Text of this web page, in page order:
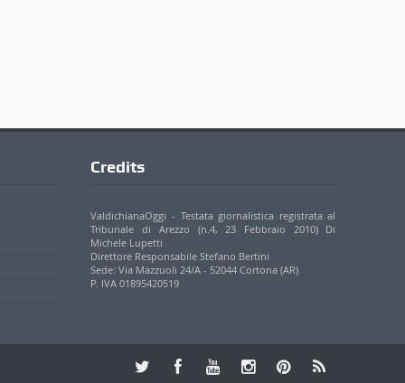
Credits
ValdichianaOggi - Testata giornalistica registrata al
Tribunale di Arezzo (n.4, 23 Febbraio 2010) Di
Michele Lupetti
Direttore Responsabile Stefano Bertini
Sede: Via Mazzuoli 24/A - 52044 Cortona (AR)
P. IVA 01895420519